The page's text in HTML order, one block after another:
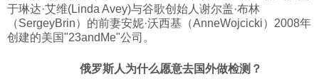
于琳达·艾维(Linda Avey)与谷歌创始人谢尔盖·布林
（SergeyBrin）的前妻安妮·沃西基（AnneWojcicki）2008年
创建的美国"23andMe"公司。
俄罗斯人为什么愿意去国外做检测？